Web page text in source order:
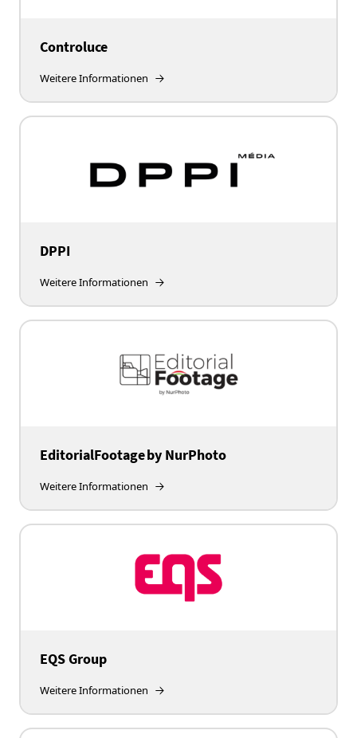
Controluce
Weitere Informationen
DPPI
Weitere Informationen
EditorialFootage by NurPhoto
Weitere Informationen
EQS Group
Weitere Informationen